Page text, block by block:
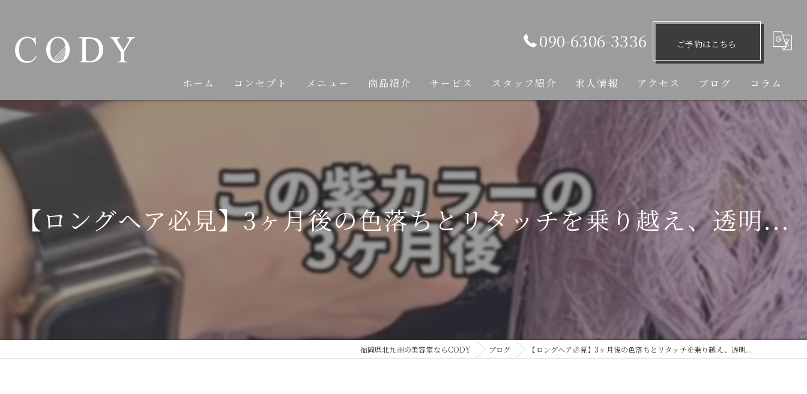
090-6306-3336 ご予約はこちら
ホーム コンセプト メニュー 商品紹介 サービス
縮毛矯正
トリートメント
ヘアケア
スタッフ紹介 求人情報 アクセス ブログ コラム
【ロングヘア必見】3ヶ月後の色落ちとリタッチを乗り越え、透明...
福岡県北九州の美容室ならCODY ブログ 【ロングヘア必見】3ヶ月後の色落ちとリタッチを乗り越え、透明...